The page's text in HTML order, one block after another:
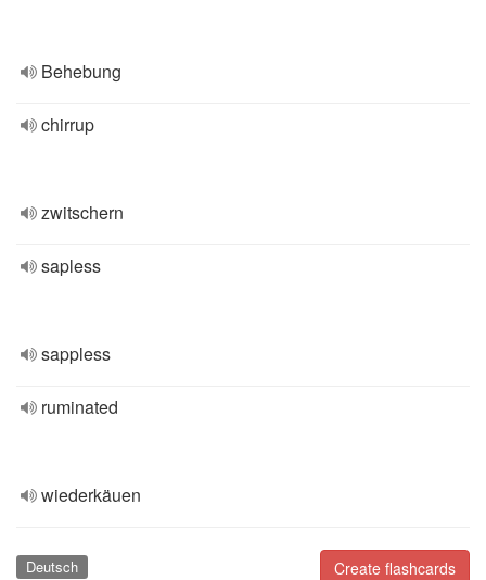
Behebung
chirrup
zwitschern
sapless
sappless
ruminated
wiederkäuen
Create flashcards
Deutsch